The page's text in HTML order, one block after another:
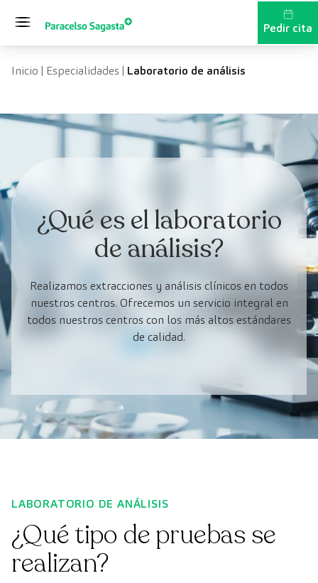
Pedir cita
Inicio | Especialidades| Laboratorio de análisis
¿Qué es el laboratorio
de análisis?
Realizamos extracciones y análisis clínicos en todos
nuestros centros. Ofrecemos un servicio integral en
todos nuestros centros con los más altos estándares
de calidad.
LABORATORIO DE ANÁLISIS
¿Qué tipo de pruebas se
realizan?